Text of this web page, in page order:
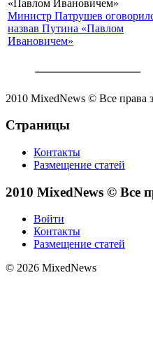
Министр Патрушев
назвав Путина «Павлом
Ивановичем»
2010 MixedNews © Все
Страницы
Контакты
Размещение статей
2010 MixedNews © Все
Войти
Контакты
Размещение статей
© 2026 MixedNews